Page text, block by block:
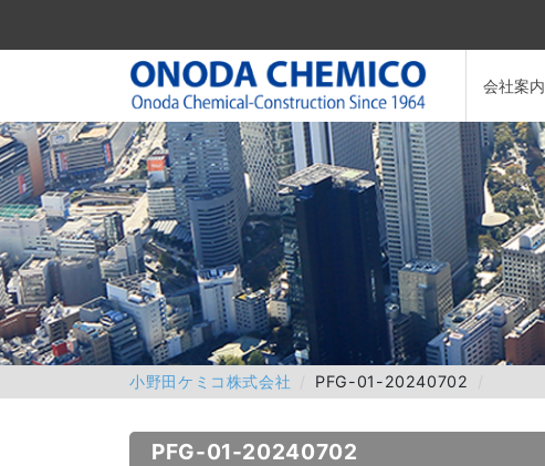
会社案内
小野田ケミコ株式会社 PFG-01-20240702
PFG-01-20240702